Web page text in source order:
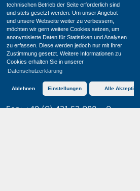
technischen Betrieb der Seite erforderlich sind
und stets gesetzt werden. Um unser Angebot
und unsere Webseite weiter zu verbessern,
möchten wir gern weitere Cookies setzen, um
anonymisierte Daten für Statistiken und Analysen
zu erfassen. Diese werden jedoch nur mit Ihrer
Zustimmung gesetzt. Weitere Informationen zu
Cookies erhalten Sie in unserer
Datenschutzerklärung
Ablehnen Einstellungen Alle
Vollhöfner Weiden 19
21129 Hamburg
global-ass GmbH
Buschhöhe 8
28357 Bremen
Fon:+49 (0) 421 52 088 – 0